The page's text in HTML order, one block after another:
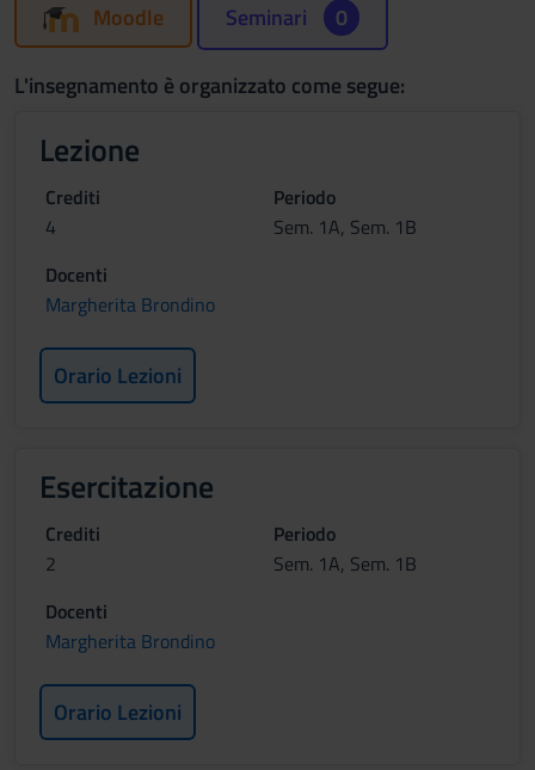
Moodle Seminari 0
L'insegnamento è organizzato come segue:
Lezione
Crediti
4
Periodo
Sem. 1A, Sem. 1B
Docenti
Margherita Brondino
Orario Lezioni
Esercitazione
Crediti
2
Periodo
Sem. 1A, Sem. 1B
Docenti
Margherita Brondino
Orario Lezioni